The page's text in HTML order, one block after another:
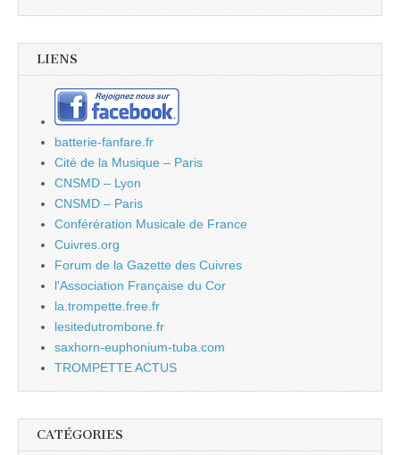
LIENS
batterie-fanfare.fr
Cité de la Musique – Paris
CNSMD – Lyon
CNSMD – Paris
Conférération Musicale de France
Cuivres.org
Forum de la Gazette des Cuivres
l'Association Française du Cor
la.trompette.free.fr
lesitedutrombone.fr
saxhorn-euphonium-tuba.com
TROMPETTE ACTUS
CATÉGORIES